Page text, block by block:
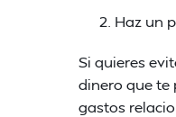
Haz un
Si quieres
dinero que te
gastos